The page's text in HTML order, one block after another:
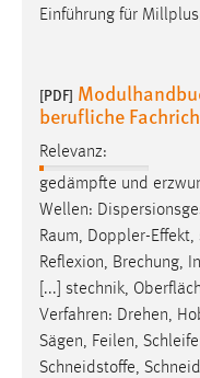
Einführung für
[PDF]
berufliche
Relevanz:
gedämpfte und
Wellen:
Raum, Doppler-
Reflexion, Brechung,
[...] stechnik,
Verfahren: Drehen,
Sägen, Feilen,
Schneidstoffe,